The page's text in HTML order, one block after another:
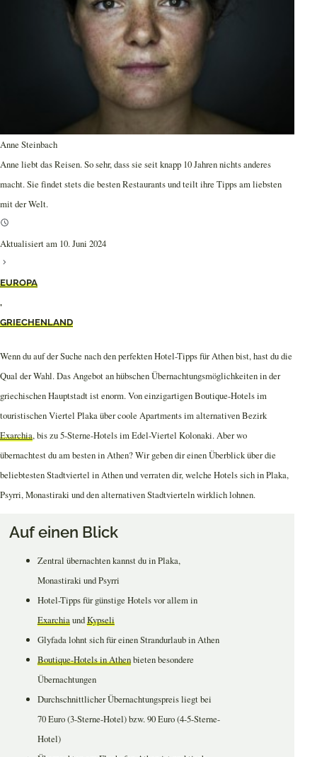
Anne Steinbach
Anne liebt das Reisen. So sehr, dass sie seit knapp 10 Jahren nichts anderes
macht. Sie findet stets die besten Restaurants und teilt ihre Tipps am liebsten
mit der Welt.
Aktualisiert am 10. Juni 2024
EUROPA
,
GRIECHENLAND
Wenn du auf der Suche nach den perfekten Hotel-Tipps für Athen bist, hast du die
Qual der Wahl. Das Angebot an hübschen Übernachtungsmöglichkeiten in der
griechischen Hauptstadt ist enorm. Von einzigartigen Boutique-Hotels im
touristischen Viertel Plaka über coole Apartments im alternativen Bezirk
Exarchia, bis zu 5-Sterne-Hotels im Edel-Viertel Kolonaki. Aber wo
übernachtest du am besten in Athen? Wir geben dir einen Überblick über die
beliebtesten Stadtviertel in Athen und verraten dir, welche Hotels sich in Plaka,
Psyrri, Monastiraki und den alternativen Stadtvierteln wirklich lohnen.
Auf einen Blick
Zentral übernachten kannst du in Plaka,
Monastiraki und Psyrri
Hotel-Tipps für günstige Hotels vor allem in
ExarchiaundKypseli
Glyfada lohnt sich für einen Strandurlaub in Athen
Boutique-Hotels in Athenbieten besondere
Übernachtungen
Durchschnittlicher Übernachtungspreis liegt bei
70 Euro (3-Sterne-Hotel) bzw. 90 Euro (4-5-Sterne-
Hotel)